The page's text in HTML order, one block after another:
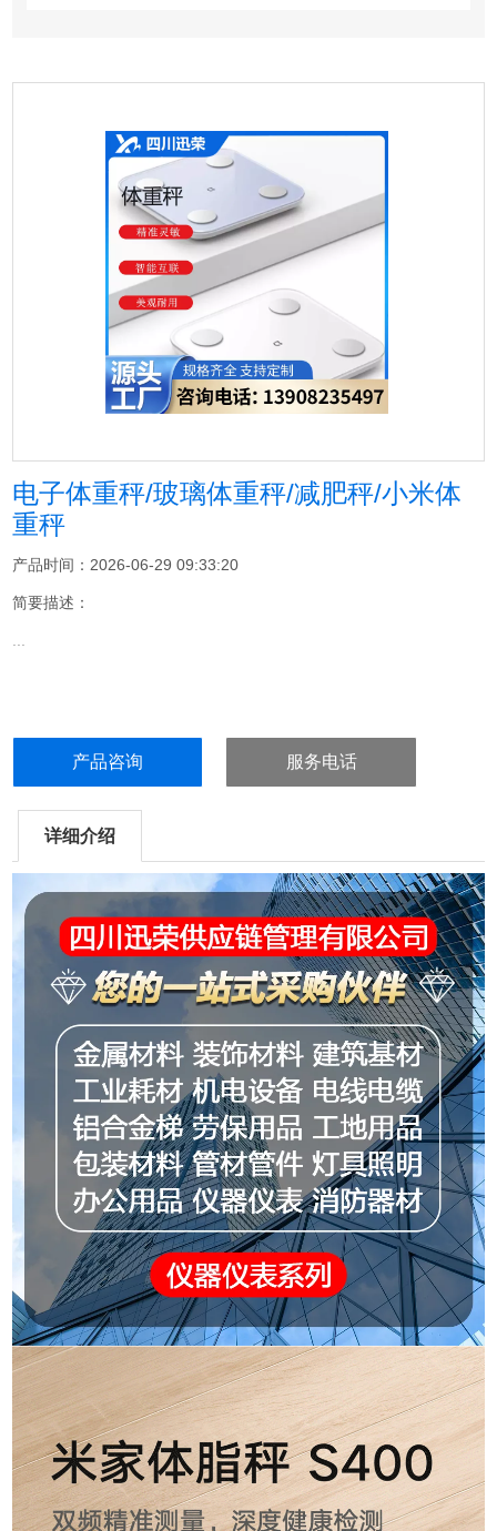
电子体重秤/玻璃体重秤/减肥秤/小米体
重秤
产品时间：2026-06-29 09:33:20
简要描述：
...
产品咨询 服务电话
详细介绍